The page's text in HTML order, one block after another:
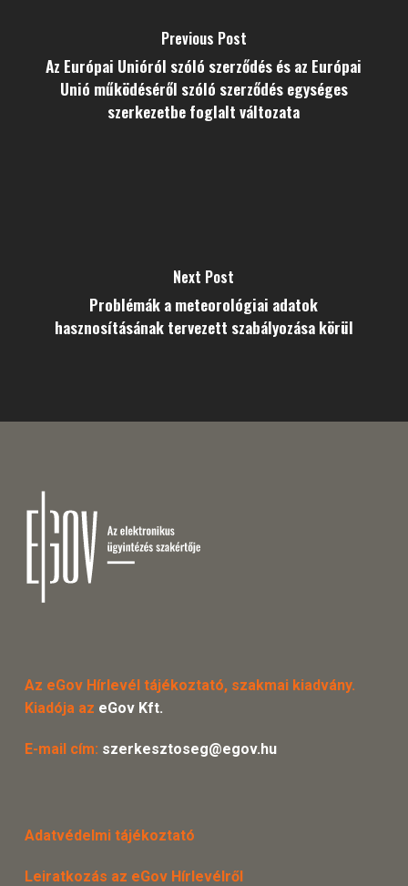
Previous Post
Az Európai Unióról szóló szerződés és az Európai
Unió működéséről szóló szerződés egységes
szerkezetbe foglalt változata
Next Post
Problémák a meteorológiai adatok
hasznosításának tervezett szabályozása körül
Az eGov Hírlevél tájékoztató, szakmai kiadvány.
Kiadója az eGov Kft.
E-mail cím: szerkesztoseg@egov.hu
Adatvédelmi tájékoztató
Leiratkozás az eGov Hírlevélről